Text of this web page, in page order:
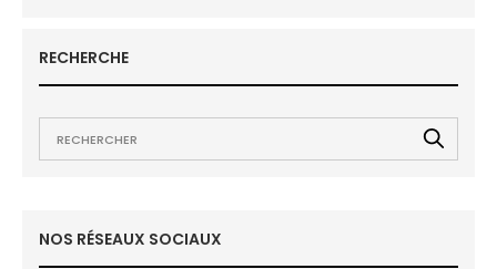
RECHERCHE
NOS RÉSEAUX SOCIAUX